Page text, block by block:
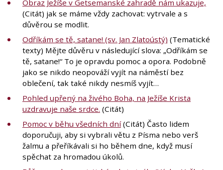
Obraz Ježíše v Getsemanské zahradě nám ukazuje,
(Citát) jak se máme vždy zachovat: vytrvale a s
důvěrou se modlit.
Odříkám se tě, satane! (sv. Jan Zlatoústý) (Tematické
texty) Mějte důvěru v následující slova: „Odříkám se
tě, satane!“ To je opravdu pomoc a opora. Podobně
jako se nikdo neopováží vyjít na náměstí bez
oblečení, tak také nikdy nesmíš vyjít…
Pohled upřený na živého Boha, na Ježíše Krista
uzdravuje naše srdce. (Citát)
Pomoc v běhu všedních dní(Citát) Často lidem
doporučuji, aby si vybrali větu z Písma nebo verš
žalmu a přeříkávali si ho během dne, když musí
spěchat za hromadou úkolů.